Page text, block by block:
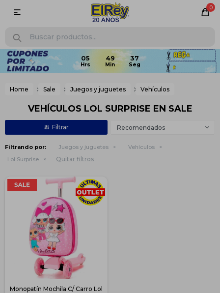
0

Home Sale Juegos y juguetes Vehículos
VEHÍCULOS LOL SURPRISE EN SALE
Recomendados
Filtrando por: Juegos y juguetes
Vehículos
Lol Surprise
Quitar filtros
Monopatín Mochila C/ Carro Lol